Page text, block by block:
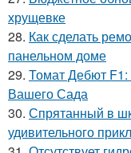
хрущевке
28. Как сделать
панельном доме
29. Томат Дебют
Вашего Сада
30. Спрятанный в
удивительного